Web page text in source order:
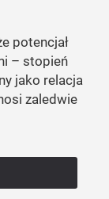
potencjał
– stopień
jako relacja
zaledwie